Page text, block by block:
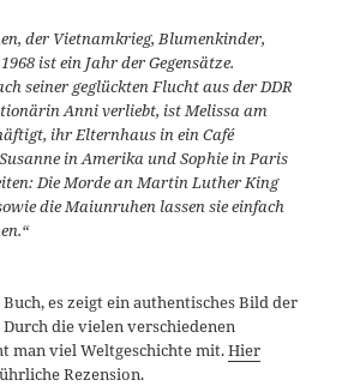
der Vietnamkrieg, Blumenkinder,
ist ein Jahr der Gegensätze.
seiner geglückten Flucht aus der DDR
Anni verliebt, ist Melissa am
ihr Elternhaus in ein Café
in Amerika und Sophie in Paris
Die Morde an Martin Luther King
die Maiunruhen lassen sie einfach
es zeigt ein authentisches Bild der
Durch die vielen verschiedenen
man viel Weltgeschichte mit.Hier
Rezension.